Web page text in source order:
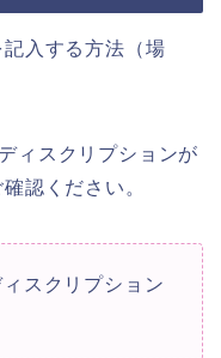
入する方法（場
ィスクリプションが
認ください。
スクリプション